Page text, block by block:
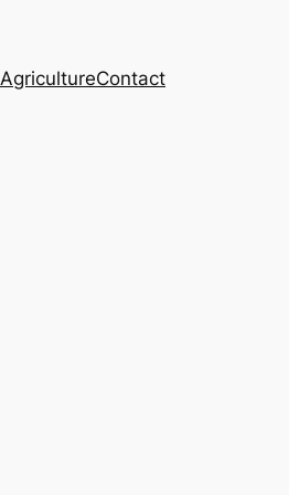
AgricultureContact